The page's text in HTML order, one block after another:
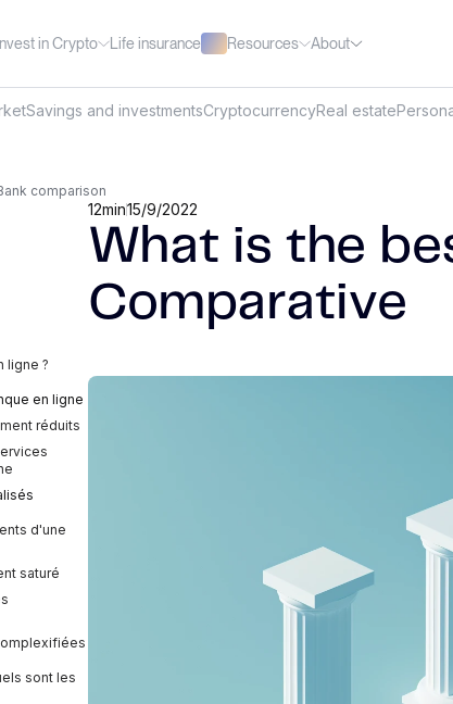
in Crypto Life insurance Resources About
Savings and investmentsCryptocurrencyReal estate
comparison
ligne ?
en ligne
réduits
d'une
saturé
sont les
12min15/9/2022
What is the
Comparative